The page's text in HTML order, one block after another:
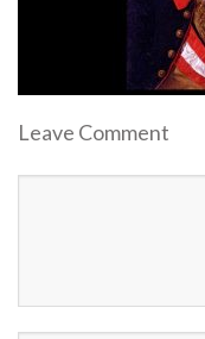
Leave Comment